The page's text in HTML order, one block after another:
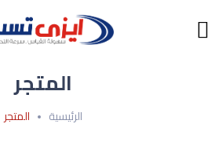
المتجر
الرئيسية المتجر